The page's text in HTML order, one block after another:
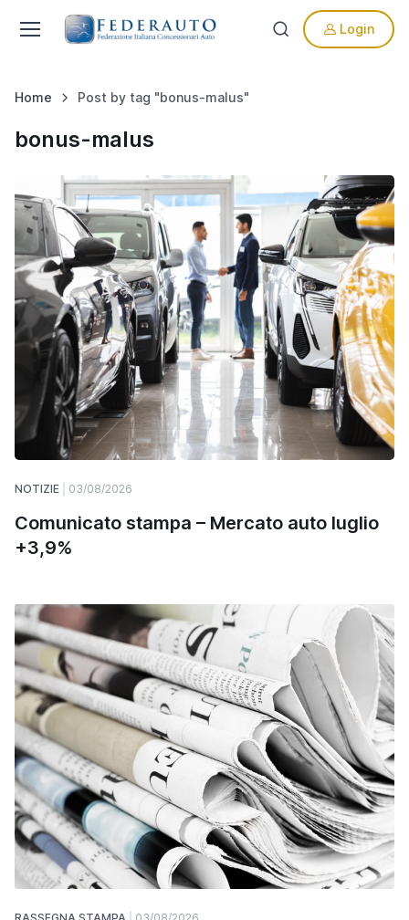
Login
Home Post by tag "bonus-malus"
bonus-malus
NOTIZIE 03/08/2026
Comunicato stampa – Mercato auto luglio
+3,9%